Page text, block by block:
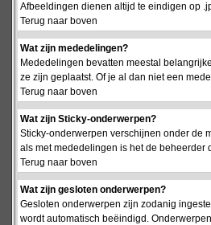
Afbeeldingen dienen altijd te eindigen op
Terug naar boven
Wat zijn mededelingen?
Mededelingen bevatten meestal
ze zijn geplaatst. Of je al dan niet een
Terug naar boven
Wat zijn Sticky-onderwerpen?
Sticky-onderwerpen verschijnen onder de
als met mededelingen is het de beheerder
Terug naar boven
Wat zijn gesloten onderwerpen?
Gesloten onderwerpen zijn zodanig
wordt automatisch beëindigd.